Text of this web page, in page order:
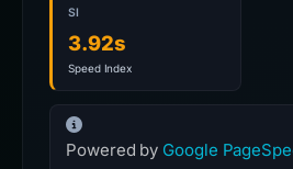
SI
3.92s
Speed Index
Powered by Google